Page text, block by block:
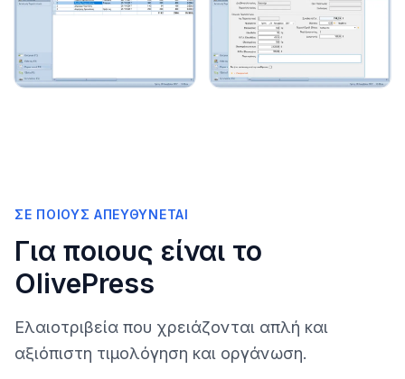
ΣΕ ΠΟΙΟΥΣ ΑΠΕΥΘΎΝΕΤΑΙ
Για ποιους είναι το
OlivePress
Ελαιοτριβεία που χρειάζονται απλή και
αξιόπιστη τιμολόγηση και οργάνωση.